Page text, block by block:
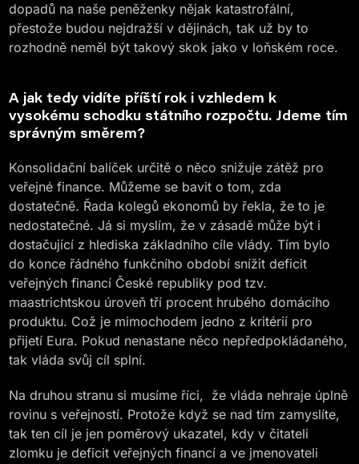
dopadů na naše peněženky nějak katastrofální,
přestože budou nejdražší v dějinách, tak už by to
rozhodně neměl být takový skok jako v loňském roce.
A jak tedy vidíte příští rok i vzhledem k
vysokému schodku státního rozpočtu. Jdeme tím
správným směrem?
Konsolidační balíček určitě o něco snižuje zátěž pro
veřejné finance. Můžeme se bavit o tom, zda
dostatečně. Řada kolegů ekonomů by řekla, že to je
nedostatečné. Já si myslím, že v zásadě může být i
dostačující z hlediska základního cíle vlády. Tím bylo
do konce řádného funkčního období snížit deficit
veřejných financí České republiky pod tzv.
maastrichtskou úroveň tří procent hrubého domácího
produktu. Což je mimochodem jedno z kritérií pro
přijetí Eura. Pokud nenastane něco nepředpokládaného,
tak vláda svůj cíl splní.
Na druhou stranu si musíme říci, že vláda nehraje úplně
rovinu s veřejností. Protože když se nad tím zamyslíte,
tak ten cíl je jen poměrový ukazatel, kdy v čitateli
zlomku je deficit veřejných financí a ve jmenovateli